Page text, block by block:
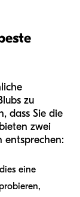
zu
dass Sie die
zwei
entsprechen:
eine